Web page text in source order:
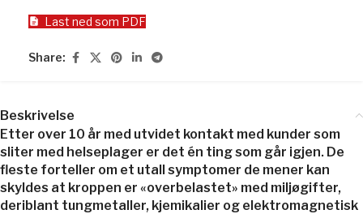
Last ned som PDF
Share:
Beskrivelse
Etter over 10 år med utvidet kontakt med kunder som
sliter med helseplager er det én ting som går igjen. De
fleste forteller om et utall symptomer de mener kan
skyldes at kroppen er «overbelastet» med miljøgifter,
deriblant tungmetaller, kjemikalier og elektromagnetisk